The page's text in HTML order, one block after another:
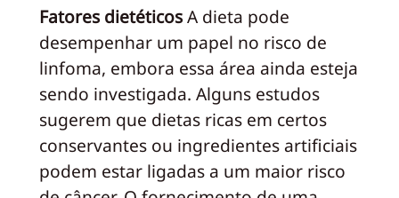
Fatores dietéticosA dieta pode
desempenhar um papel no risco de
linfoma, embora essa área ainda esteja
sendo investigada. Alguns estudos
sugerem que dietas ricas em certos
conservantes ou ingredientes artificiais
podem estar ligadas a um maior risco